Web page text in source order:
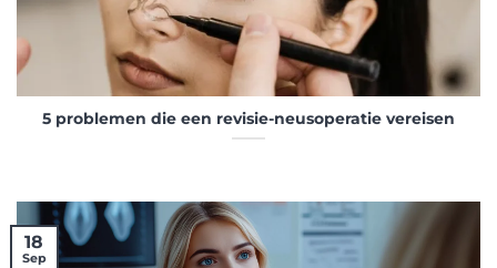
5 problemen die een revisie-neusoperatie vereisen
18
Sep